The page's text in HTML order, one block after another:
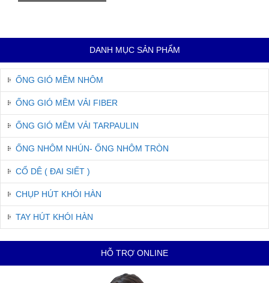
DANH MỤC SẢN PHẨM
ỐNG GIÓ MỀM NHÔM
ỐNG GIÓ MỀM VẢI FIBER
ỐNG GIÓ MỀM VẢI TARPAULIN
ỐNG NHÔM NHÚN- ỐNG NHÔM TRÒN
CỔ DÊ ( ĐAI SIẾT )
CHỤP HÚT KHÓI HÀN
TAY HÚT KHÓI HÀN
HỖ TRỢ ONLINE